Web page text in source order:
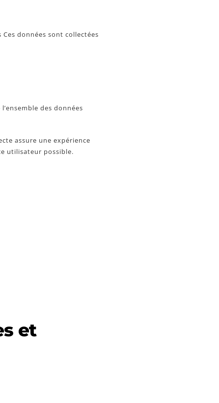
données sont collectées
des données
assure une expérience
utilisateur possible.
et